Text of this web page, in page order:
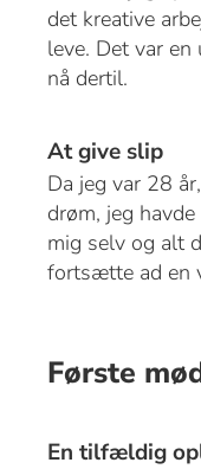
det kreative
leve. Det var
nå dertil.
At give slip
Da jeg var 28
drøm, jeg
mig selv og alt
fortsætte ad en
Første
En tilfældig